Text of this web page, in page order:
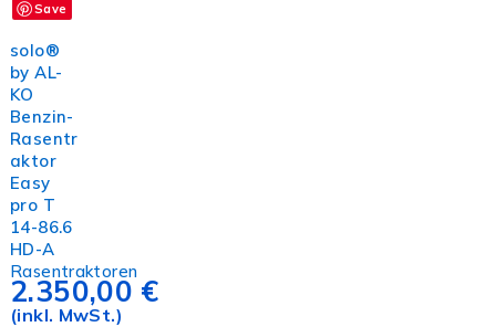
Save
solo®
by AL-
KO
Benzin-
Rasentr
aktor
Easy
pro T
14-86.6
HD-A
Rasentraktoren
2.350,00 €
(inkl. MwSt.)